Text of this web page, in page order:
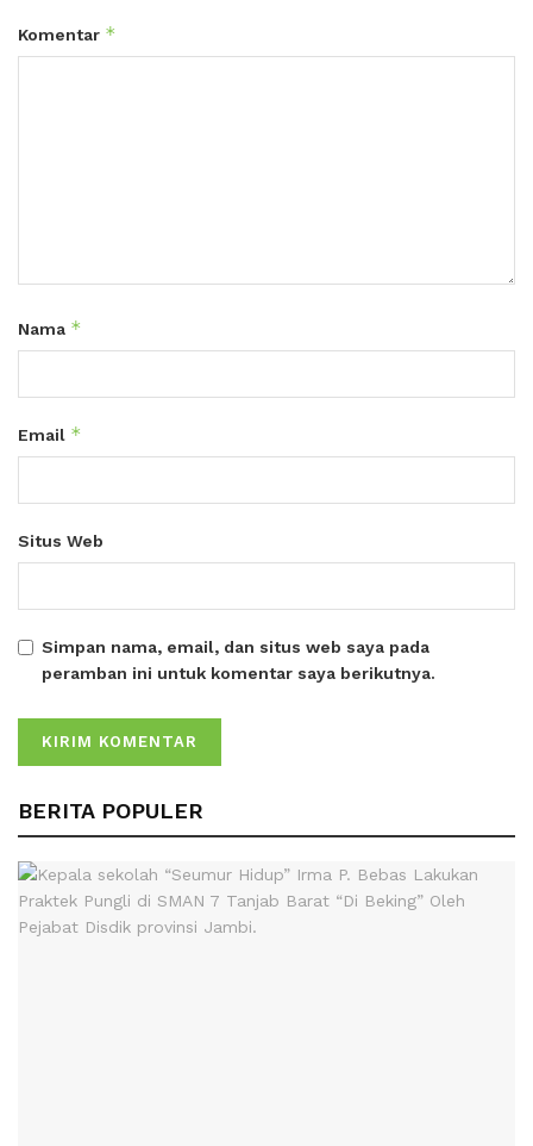
Komentar *
Nama *
Email *
Situs Web
Simpan nama, email, dan situs web saya pada
peramban ini untuk komentar saya berikutnya.
BERITA POPULER